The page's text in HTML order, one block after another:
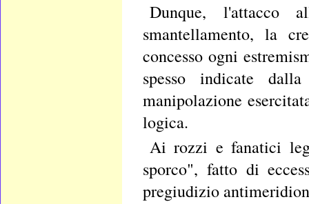
Dunque, l'attacco
smantellamento, la
concesso ogni
spesso indicate
manipolazione
logica.
Ai rozzi e fanatici
sporco", fatto di
pregiudizio